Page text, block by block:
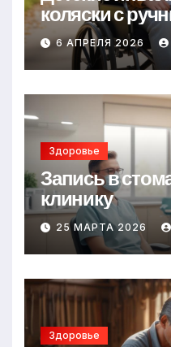
коляски с
6 АПРЕЛЯ 2026
Здоровье
Запись в
клинику
25 МАРТА 2026
Здоровье